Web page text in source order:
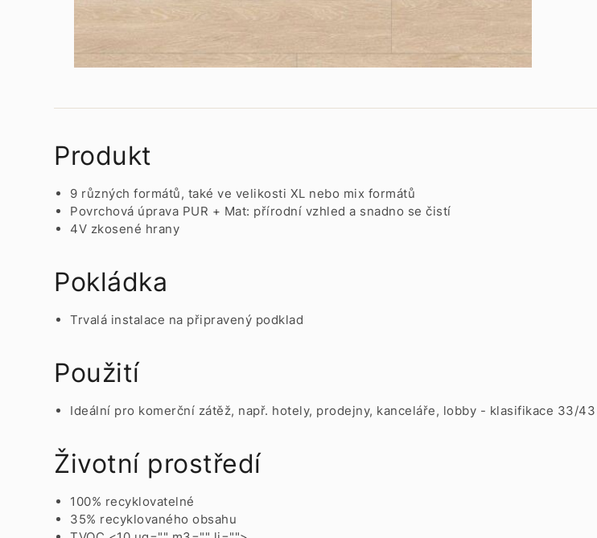
Produkt
9 různých formátů, také ve velikosti XL nebo mix formátů
Povrchová úprava PUR + Mat: přírodní vzhled a snadno se čistí
4V zkosené hrany
Pokládka
Trvalá instalace na připravený podklad
Použití
Ideální pro komerční zátěž, např. hotely, prodejny, kanceláře, lobby - klasifikace 33/43
Životní prostředí
100% recyklovatelné
35% recyklovaného obsahu